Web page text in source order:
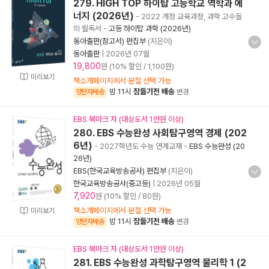
미리보기
279. HIGH TOP 하이탑 고등학교 역학과 에
너지 (2026년) - 2022 개정 교육과정, 과학 고수들
의 필독서 - 고등 하이탑 과학 (2026년)
동아출판(참고서) 편집부 (지은이)
동아출판| 2026년 07월
19,800원 (10% 할인 / 1,100원)
책소개페이지에서 분철 선택 가능
양탄자배송 밤 11시 잠들기전 배송 변경
미리보기
EBS 북마크 자 (대상도서 1만원 이상)
280. EBS 수능완성 사회탐구영역 경제 (202
6년) - 2027학년도 수능 연계교재 - EBS 수능완성 (20
26년)
EBS(한국교육방송공사) 편집부 (지은이)
한국교육방송공사(중고등)
2026년 05월
7,920원 (10% 할인 / 80원)
책소개페이지에서 분철 선택 가능
양탄자배송 밤 11시 잠들기전 배송 변경
EBS 북마크 자 (대상도서 1만원 이상)
281. EBS 수능완성 과학탐구영역 물리학 1 (2